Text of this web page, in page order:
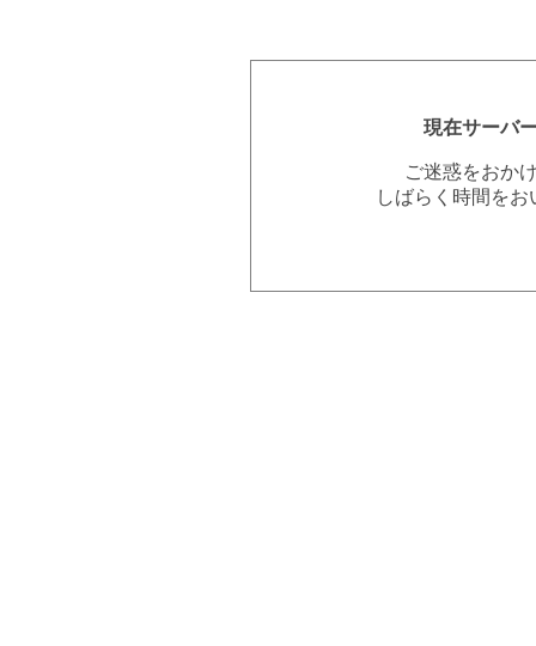
現在サーバ
ご迷惑をおか
しばらく時間を